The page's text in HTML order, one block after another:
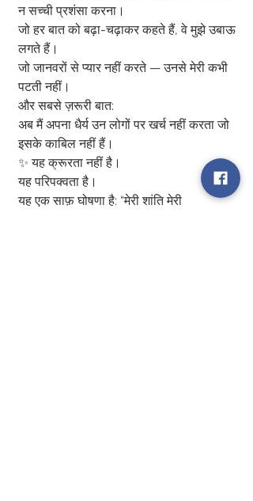
न सच्ची प्रशंसा करना।
जो हर बात को बढ़ा-चढ़ाकर कहते हैं, वे मुझे उबाऊ
लगते हैं।
जो जानवरों से प्यार नहीं करते — उनसे मेरी कभी
पटती नहीं।
और सबसे ज़रूरी बात:
अब मैं अपना धैर्य उन लोगों पर खर्च नहीं करता जो
इसके काबिल नहीं हैं।
✨ यह क्रूरता नहीं है।
यह परिपक्वता है।
यह एक साफ़ घोषणा है: “मेरी शांति मेरी